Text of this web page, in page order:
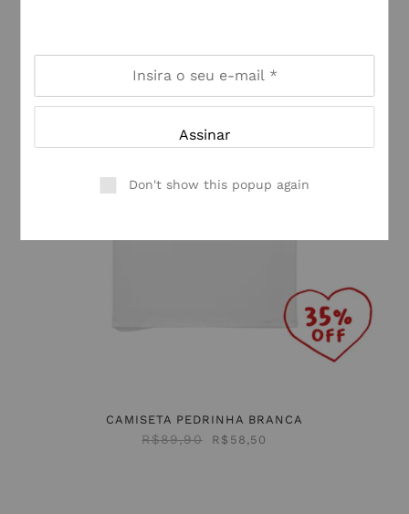
CAMISETA PEDRINHA BRANCA
R$89,90 R$ 58,50
Don't show this popup again